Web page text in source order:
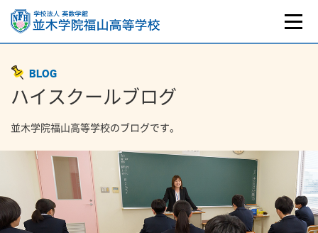
BLOG
ハイスクールブログ
並木学院福山高等学校のブログです。